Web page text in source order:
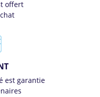
offert
est garantie